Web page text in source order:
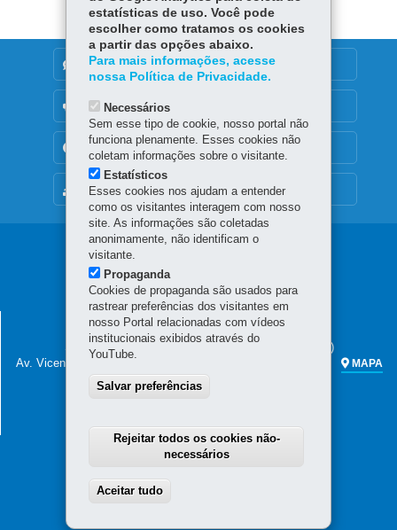
MAPA DO SITE
DENUNCIE CORRUPÇÃO
OUVIDORIA
TRANSPARÊNCIA INSTITUCIONAL
Navegação
principal
SECRETARIA DA FAZENDA
Sede administrativa (não há atendimento ao público)
Av. Vicente Machado, 445 - Centro
MAPA
Atendimento telefônico das 7h às 19h
0800 041 1528(apenas fixo)
estatísticas de uso. Você pode
escolher como tratamos os cookies
a partir das opções abaixo.
Para mais informações, acesse
nossa Política de Privacidade.
Necessários
Sem esse tipo de cookie, nosso portal não
funciona plenamente. Esses cookies não
coletam informações sobre o visitante.
Estatísticos
Esses cookies nos ajudam a entender
como os visitantes interagem com nosso
site. As informações são coletadas
anonimamente, não identificam o
visitante.
Propaganda
Cookies de propaganda são usados para
rastrear preferências dos visitantes em
nosso Portal relacionadas com vídeos
institucionais exibidos através do
YouTube.
Salvar preferências
Rejeitar todos os cookies não-
necessários
Aceitar tudo